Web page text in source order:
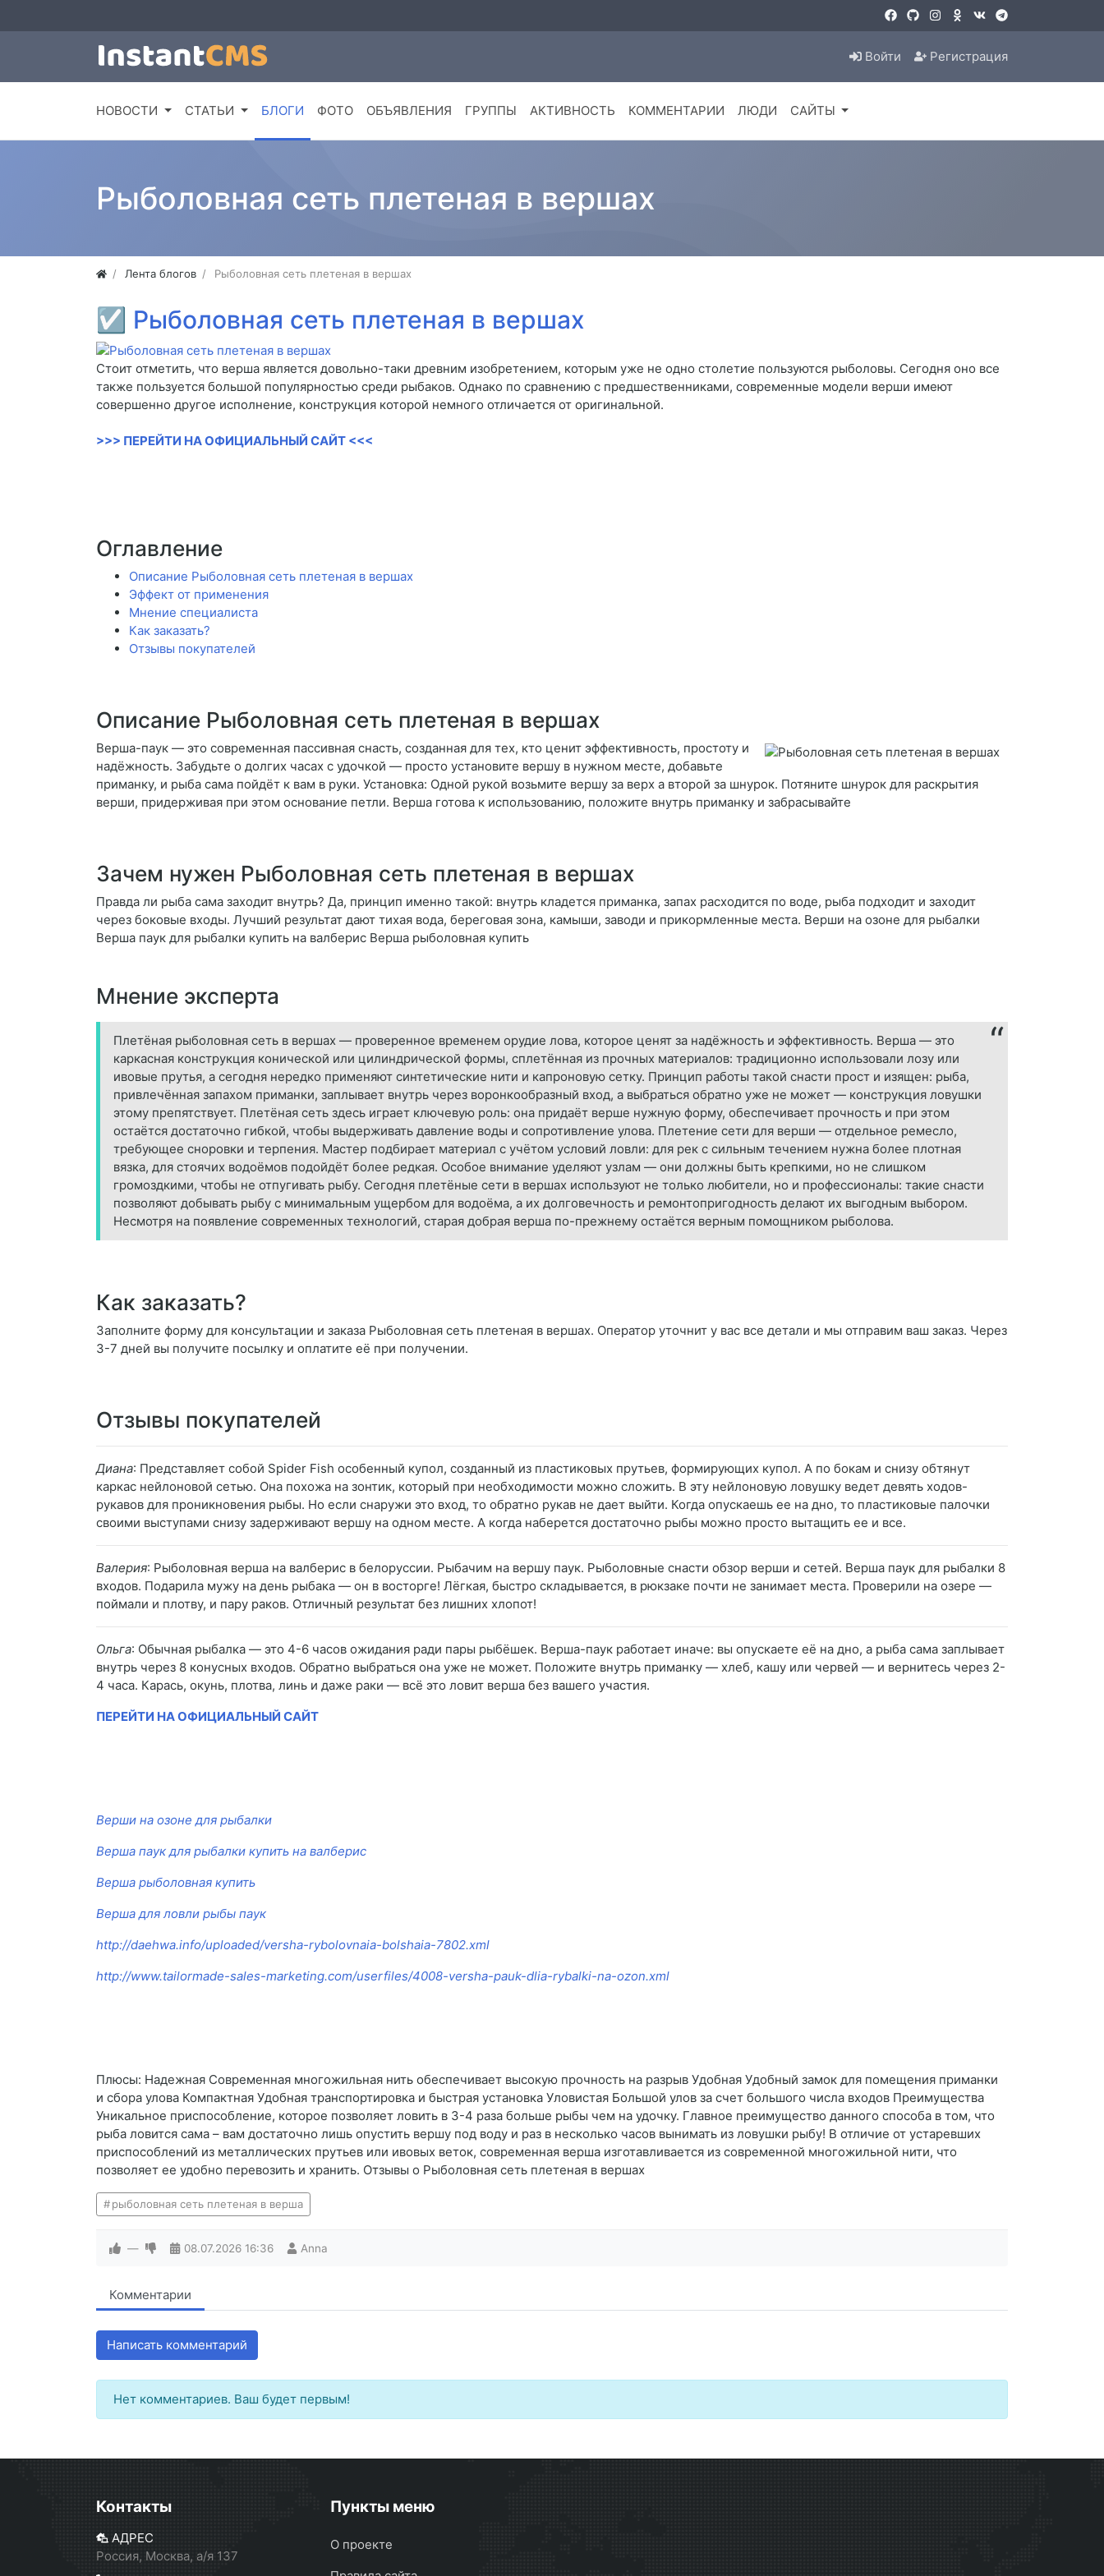
Войти Регистрация
НОВОСТИ СТАТЬИ БЛОГИ ФОТО ОБЪЯВЛЕНИЯ ГРУППЫ АКТИВНОСТЬ КОММЕНТАРИИ ЛЮДИ САЙТЫ
Рыболовная сеть плетеная в вершах
Лента блогов Рыболовная сеть плетеная в вершах
☑ Рыболовная сеть плетеная в вершах
Стоит отметить, что верша является довольно-таки древним изобретением, которым уже не одно столетие пользуются рыболовы. Сегодня оно все
также пользуется большой популярностью среди рыбаков. Однако по сравнению с предшественниками, современные модели верши имеют
совершенно другое исполнение, конструкция которой немного отличается от оригинальной.
>>> ПЕРЕЙТИ НА ОФИЦИАЛЬНЫЙ САЙТ <<<
Оглавление
Описание Рыболовная сеть плетеная в вершах
Эффект от применения
Мнение специалиста
Как заказать?
Отзывы покупателей
Описание Рыболовная сеть плетеная в вершах
Верша-паук — это современная пассивная снасть, созданная для тех, кто ценит эффективность, простоту и
надёжность. Забудьте о долгих часах с удочкой — просто установите вершу в нужном месте, добавьте
приманку, и рыба сама пойдёт к вам в руки. Установка: Одной рукой возьмите вершу за верх а второй за шнурок. Потяните шнурок для раскрытия
верши, придерживая при этом основание петли. Верша готова к использованию, положите внутрь приманку и забрасывайте
Зачем нужен Рыболовная сеть плетеная в вершах
Правда ли рыба сама заходит внутрь? Да, принцип именно такой: внутрь кладется приманка, запах расходится по воде, рыба подходит и заходит
через боковые входы. Лучший результат дают тихая вода, береговая зона, камыши, заводи и прикормленные места. Верши на озоне для рыбалки
Верша паук для рыбалки купить на валберис Верша рыболовная купить
Мнение эксперта
Плетёная рыболовная сеть в вершах — проверенное временем орудие лова, которое ценят за надёжность и эффективность. Верша — это
каркасная конструкция конической или цилиндрической формы, сплетённая из прочных материалов: традиционно использовали лозу или
ивовые прутья, а сегодня нередко применяют синтетические нити и капроновую сетку. Принцип работы такой снасти прост и изящен: рыба,
привлечённая запахом приманки, заплывает внутрь через воронкообразный вход, а выбраться обратно уже не может — конструкция ловушки
этому препятствует. Плетёная сеть здесь играет ключевую роль: она придаёт верше нужную форму, обеспечивает прочность и при этом
остаётся достаточно гибкой, чтобы выдерживать давление воды и сопротивление улова. Плетение сети для верши — отдельное ремесло,
требующее сноровки и терпения. Мастер подбирает материал с учётом условий ловли: для рек с сильным течением нужна более плотная
вязка, для стоячих водоёмов подойдёт более редкая. Особое внимание уделяют узлам — они должны быть крепкими, но не слишком
громоздкими, чтобы не отпугивать рыбу. Сегодня плетёные сети в вершах используют не только любители, но и профессионалы: такие снасти
позволяют добывать рыбу с минимальным ущербом для водоёма, а их долговечность и ремонтопригодность делают их выгодным выбором.
Несмотря на появление современных технологий, старая добрая верша по-прежнему остаётся верным помощником рыболова.
Как заказать?
Заполните форму для консультации и заказа Рыболовная сеть плетеная в вершах. Оператор уточнит у вас все детали и мы отправим ваш заказ. Через
3-7 дней вы получите посылку и оплатите её при получении.
Отзывы покупателей
Диана: Представляет собой Spider Fish особенный купол, созданный из пластиковых прутьев, формирующих купол. А по бокам и снизу обтянут
каркас нейлоновой сетью. Она похожа на зонтик, который при необходимости можно сложить. В эту нейлоновую ловушку ведет девять ходов-
рукавов для проникновения рыбы. Но если снаружи это вход, то обратно рукав не дает выйти. Когда опускаешь ее на дно, то пластиковые палочки
своими выступами снизу задерживают вершу на одном месте. А когда наберется достаточно рыбы можно просто вытащить ее и все.
Валерия: Рыболовная верша на валберис в белоруссии. Рыбачим на вершу паук. Рыболовные снасти обзор верши и сетей. Верша паук для рыбалки 8
входов. Подарила мужу на день рыбака — он в восторге! Лёгкая, быстро складывается, в рюкзаке почти не занимает места. Проверили на озере —
поймали и плотву, и пару раков. Отличный результат без лишних хлопот!
Ольга: Обычная рыбалка — это 4-6 часов ожидания ради пары рыбёшек. Верша-паук работает иначе: вы опускаете её на дно, а рыба сама заплывает
внутрь через 8 конусных входов. Обратно выбраться она уже не может. Положите внутрь приманку — хлеб, кашу или червей — и вернитесь через 2-
4 часа. Карась, окунь, плотва, линь и даже раки — всё это ловит верша без вашего участия.
ПЕРЕЙТИ НА ОФИЦИАЛЬНЫЙ САЙТ
Верши на озоне для рыбалки
Верша паук для рыбалки купить на валберис
Верша рыболовная купить
Верша для ловли рыбы паук
http://daehwa.info/uploaded/versha-rybolovnaia-bolshaia-7802.xml
http://www.tailormade-sales-marketing.com/userfiles/4008-versha-pauk-dlia-rybalki-na-ozon.xml
Плюсы: Надежная Современная многожильная нить обеспечивает высокую прочность на разрыв Удобная Удобный замок для помещения приманки
и сбора улова Компактная Удобная транспортировка и быстрая установка Уловистая Большой улов за счет большого числа входов Преимущества
Уникальное приспособление, которое позволяет ловить в 3-4 раза больше рыбы чем на удочку. Главное преимущество данного способа в том, что
рыба ловится сама – вам достаточно лишь опустить вершу под воду и раз в несколько часов вынимать из ловушки рыбу! В отличие от устаревших
приспособлений из металлических прутьев или ивовых веток, современная верша изготавливается из современной многожильной нити, что
позволяет ее удобно перевозить и хранить. Отзывы о Рыболовная сеть плетеная в вершах
рыболовная сеть плетеная в верша
— 08.07.2026 16:36 Anna
Комментарии
Написать комментарий
Нет комментариев. Ваш будет первым!
Контакты
АДРЕС
Россия, Москва, а/я 137
Пункты меню
О проекте